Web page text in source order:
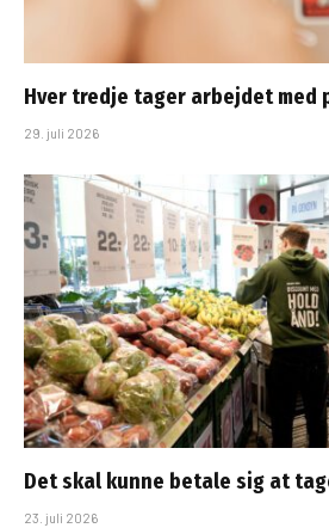
Hver tredje tager arbejdet med
29. juli 2026
Det skal kunne betale sig at
23. juli 2026